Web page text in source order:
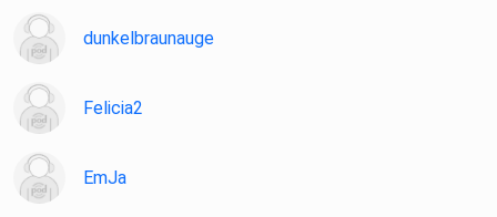
dunkelbraunauge
Felicia2
EmJa